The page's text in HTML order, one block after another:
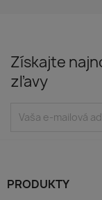
Získajte
zľavy
PRODUKTY